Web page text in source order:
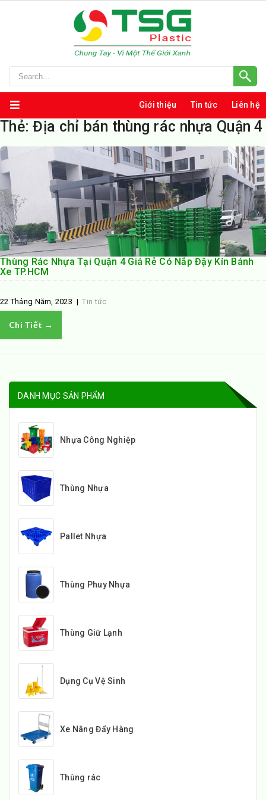
Giới thiệu Tin tức Liên hệ
Thẻ:Địa chỉ bán thùng rác nhựa Quận 4
Thùng Rác Nhựa Tại Quận 4 Giá Rẻ Có Nắp Đậy Kín Bánh
Xe TP.HCM
22 Tháng Năm, 2023 |Tin tức
Chi Tiết →
DANH MỤC SẢN PHẨM
Nhựa Công Nghiệp
Thùng Nhựa
Pallet Nhựa
Thùng Phuy Nhựa
Thùng Giữ Lạnh
Dụng Cụ Vệ Sinh
Xe Nâng Đẩy Hàng
Thùng rác